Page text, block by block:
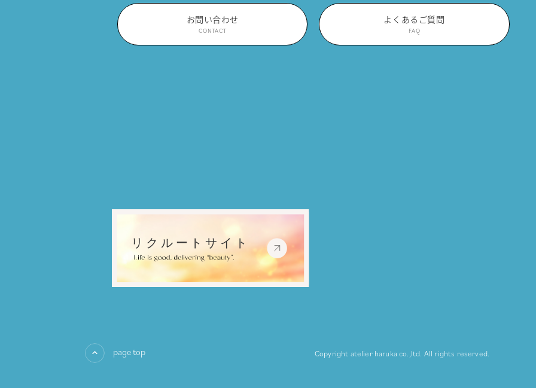
お問い合わせ
CONTACT
よくあるご質問
FAQ
page top Copyright atelier haruka co.,ltd. All rights reserved.